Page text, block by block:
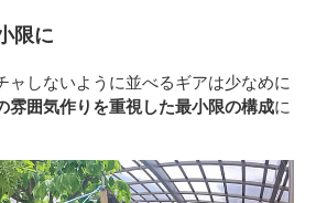
限に
ャしないように並べるギアは少なめに
雰囲気作りを重視した最小限の構成に